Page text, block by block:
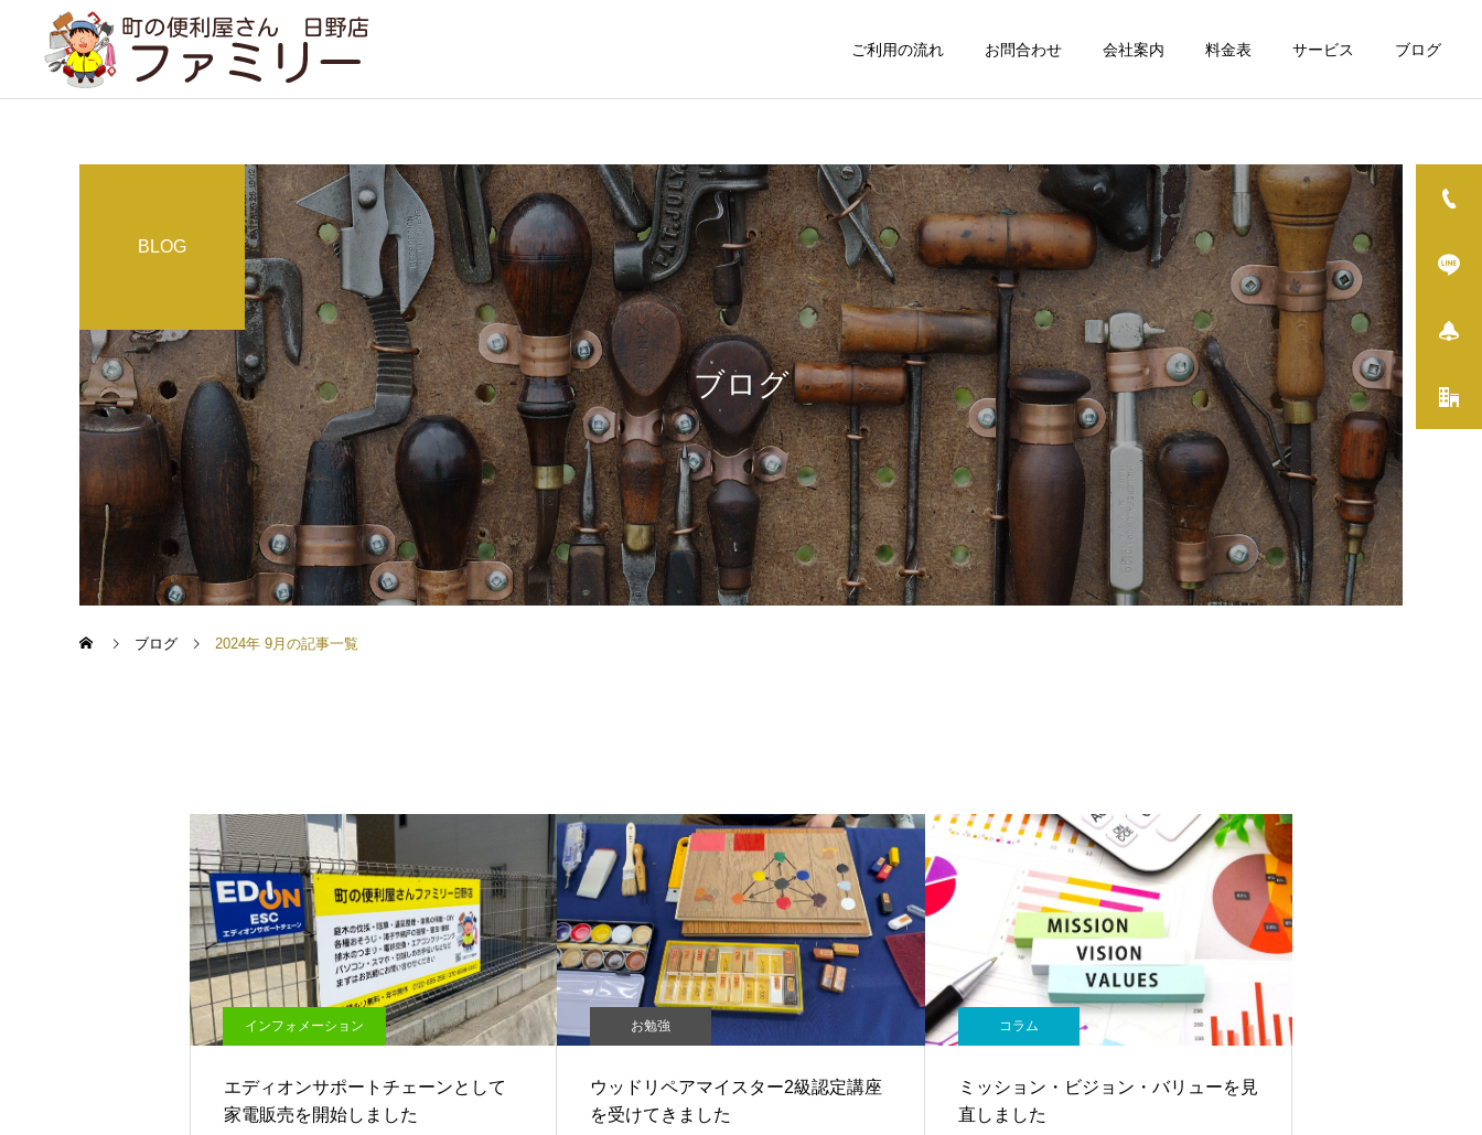
ご利用の流れ お問合わせ 会社案内 料金表 サービス ブログ
詳細を見る
遺品整理 不用品処分 お庭の手入れ 修理・組立・DIY
引越し・家具の移動 害虫駆除 おそうじサービス
その他サービス / 一般
雑用
実家のルンバ（+見守りカ
メラ）をどうしても遠隔で
動かしたい
コラム
１年分の問い合わせが２ヶ
月で（現場で感じること）
インフォメーション
料金表改定のお知らせ
イベント
新撰組まつりに日野市商工
会青年部として参加しまし
た
イベント
THE FIRST TRAIL2026を
開催しました
空き家について
実はすごい日野市役所 住宅
政策係を尋ねてみました
ブログ
BLOG
ブログ 2024年 9月の記事一覧
インフォメーション
エディオンサポートチェーンとして
家電販売を開始しました
お勉強
ウッドリペアマイスター2級認定講座
を受けてきました
コラム
ミッション・ビジョン・バリューを見
直しました